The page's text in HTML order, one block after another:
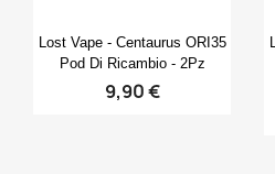
Anteprima
Lost Vape - Centaurus ORI35
Pod Di Ricambio - 2Pz
9,90 €